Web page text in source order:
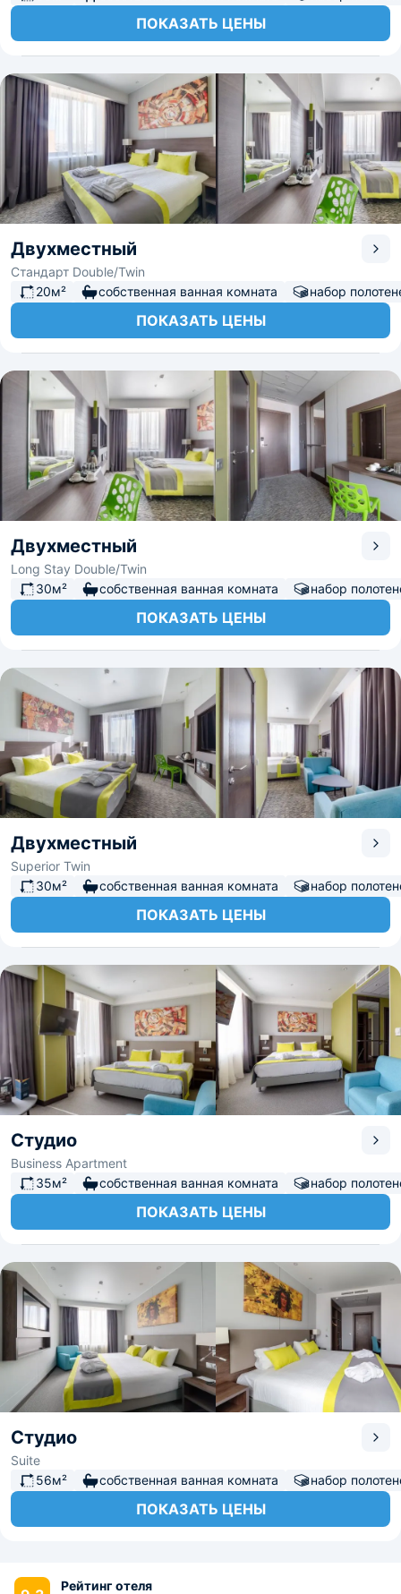
ПОКАЗАТЬ ЦЕНЫ
Двухместный
Стандарт Double/Twin
20м²
собственная ванная комната набор
ПОКАЗАТЬ ЦЕНЫ
Двухместный
Long Stay Double/Twin
30м²
собственная ванная комната набор
ПОКАЗАТЬ ЦЕНЫ
Двухместный
Superior Twin
30м²
собственная ванная комната набор
ПОКАЗАТЬ ЦЕНЫ
Студио
Business Apartment
35м²
собственная ванная комната набор
ПОКАЗАТЬ ЦЕНЫ
Студио
Suite
56м²
собственная ванная комната набор
ПОКАЗАТЬ ЦЕНЫ
Рейтинг отеля